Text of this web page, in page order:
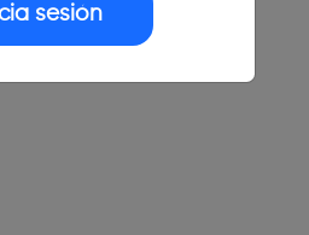
sesión